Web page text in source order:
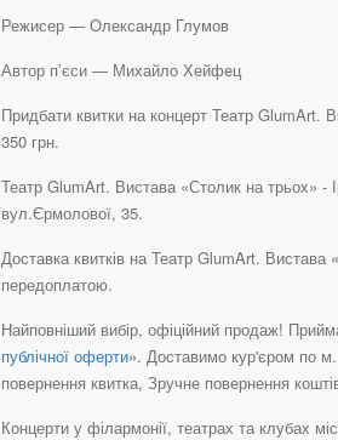
Режисер — Олександр Глумов
Автор пʼєси — Михайло Хейфец
Придбати квитки на концерт Театр GlumArt.
350 грн.
Театр GlumArt. Вистава «Столик на трьох» -
вул.Єрмолової, 35.
Доставка квитків на Театр GlumArt. Вистава
передоплатою.
Найповніший вибір, офіційний продаж!
публічної оферти». Доставимо кур'єром по
повернення квитка, Зручне повернення
Концерти у філармонії, театрах та клубах